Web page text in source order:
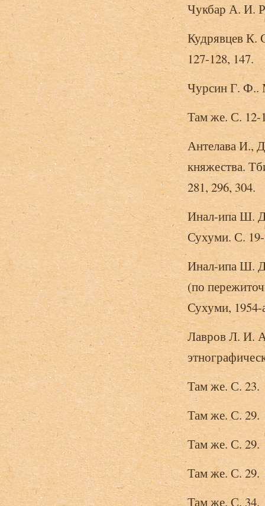
Чукбар А. И.
Кудрявцев К.
127-128, 147.
Чурсин Г. Ф..
Там же. С. 12-
Антелава И.,
княжества.
281, 296, 304.
Инал-ипа Ш.
Сухуми. С.
Инал-ипа Ш.
(по
Сухуми, 1954-
Лавров Л. И.
Там же. С. 23.
Там же. С. 29.
Там же. С. 29.
Там же. С. 29.
Там же. С. 34.